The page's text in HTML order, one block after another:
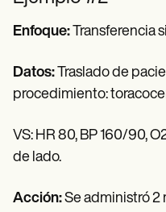
Enfoque: Transferencia
Datos: Traslado de
procedimiento:
VS: HR 80, BP 160/90,
de lado.
Acción:Se administró 2